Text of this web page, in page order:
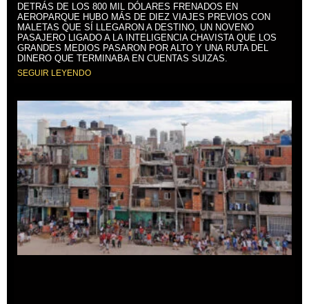
DETRÁS DE LOS 800 MIL DÓLARES FRENADOS EN
AEROPARQUE HUBO MÁS DE DIEZ VIAJES PREVIOS CON
MALETAS QUE SÍ LLEGARON A DESTINO, UN NOVENO
PASAJERO LIGADO A LA INTELIGENCIA CHAVISTA QUE LOS
GRANDES MEDIOS PASARON POR ALTO Y UNA RUTA DEL
DINERO QUE TERMINABA EN CUENTAS SUIZAS.
SEGUIR LEYENDO